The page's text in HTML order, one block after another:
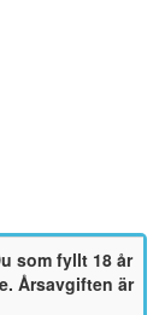
som fyllt 18 år
Årsavgiften är